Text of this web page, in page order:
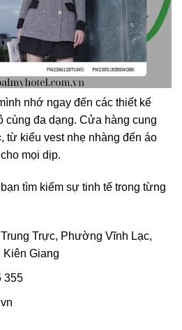
nhớ ngay đến các thiết kế
cùng đa dạng. Cửa hàng cung
, từ kiểu vest nhẹ nhàng đến áo
mọi dịp.
tìm kiếm sự tinh tế trong từng
Trực, Phường Vĩnh Lạc,
Kiên Giang
355